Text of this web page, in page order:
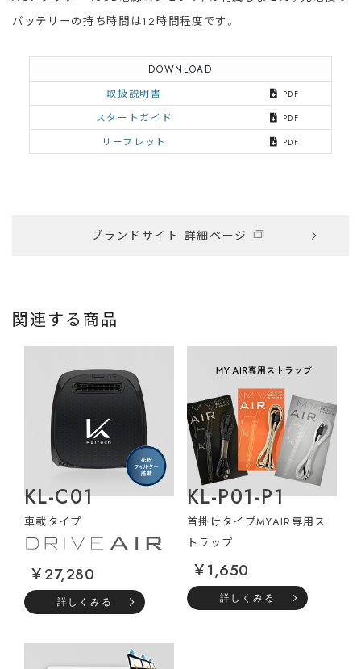
バッテリーの持ち時間は12時間程度です。
DOWNLOAD
取扱説明書
PDF
スタートガイド PDF
リーフレット PDF
ブランドサイト 詳細ページ
関連する商品
KL-C01
車載タイプ
￥27,280
詳しくみる
KL-P01-P1
首掛けタイプMYAIR専用ス
トラップ
￥1,650
詳しくみる